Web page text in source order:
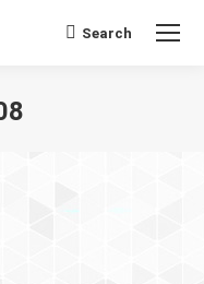
Search:
Search